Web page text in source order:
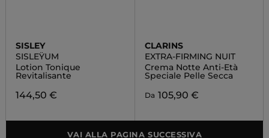
SISLEY
SISLEŸUM
Lotion Tonique
Revitalisante
144,50 €
CLARINS
EXTRA-FIRMING NUIT
Crema Notte Anti-Età
Speciale Pelle Secca
Da 105,90 €
VAI ALLA PAGINA SUCCESSIVA